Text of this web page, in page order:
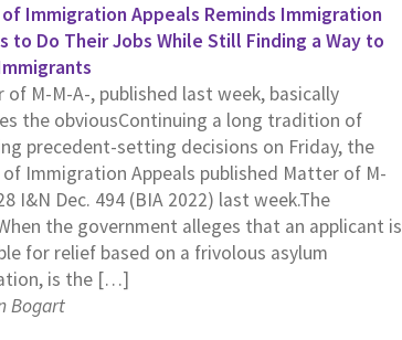
Immigration Appeals Reminds Immigration
to Do Their Jobs While Still Finding a Way to
of M-M-A-, published last week, basically
the obviousContinuing a long tradition of
precedent-setting decisions on Friday, the
Immigration Appeals published Matter of M-
I&N Dec. 494 (BIA 2022) last week.The
the government alleges that an applicant is
for relief based on a frivolous asylum
is the […]
Bogart